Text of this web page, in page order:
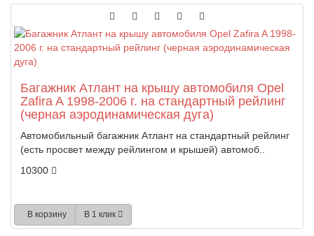
Багажник Атлант на крышу автомобиля Opel
Zafira A 1998-2006 г. на стандартный рейлинг
(черная аэродинамическая дуга)
Автомобильный багажник Атлант на стандартный рейлинг
(есть просвет между рейлингом и крышей) автомоб..
10300
В корзину В 1 клик